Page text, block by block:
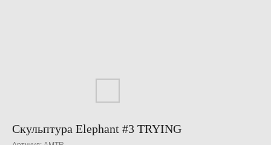
Скульптура Elephant #3 TRYING